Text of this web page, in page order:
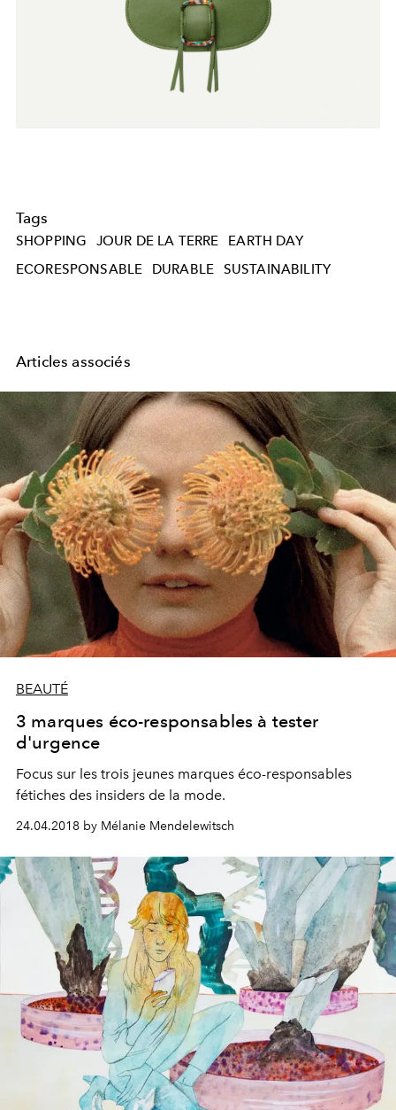
Tags
SHOPPING JOUR DE LA TERRE
EARTH DAY
ECORESPONSABLE
DURABLE SUSTAINABILITY
Articles associés
BEAUTÉ
3 marques éco-responsables à tester
d'urgence
Focus sur les trois jeunes marques éco-responsables
fétiches des insiders de la mode.
24.04.2018 by Mélanie Mendelewitsch